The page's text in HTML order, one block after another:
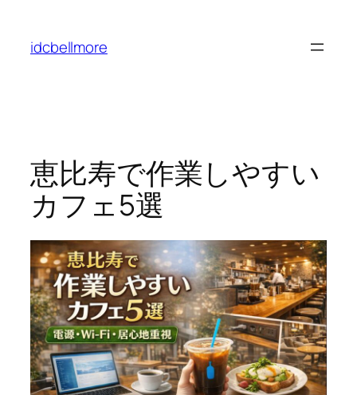
idcbellmore
恵比寿で作業しやすい
カフェ5選